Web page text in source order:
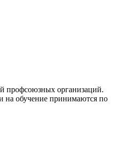
профсоюзных организаций.
на обучение принимаются по